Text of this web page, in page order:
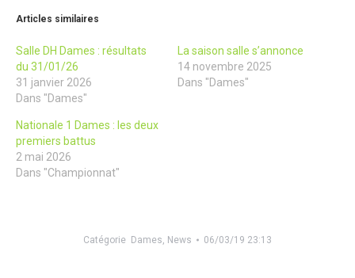
Articles similaires
Salle DH Dames : résultats
du 31/01/26
31 janvier 2026
Dans "Dames"
La saison salle s’annonce
14 novembre 2025
Dans "Dames"
Nationale 1 Dames : les deux
premiers battus
2 mai 2026
Dans "Championnat"
Catégorie Dames, News 06/03/19 23:13